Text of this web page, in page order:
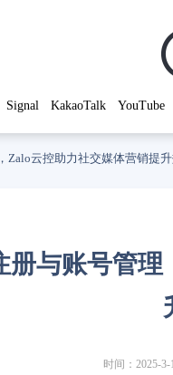
Signal KakaoTalk YouTube
Zalo云控助力社交媒体营销提
册与账号管
时间：2025-3-